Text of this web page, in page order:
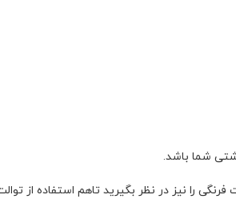
شما باشد.
را نیز در نظر بگیرید تاهم استفاده از توالت